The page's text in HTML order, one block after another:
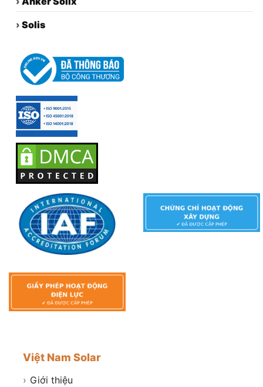
› Solis
Việt Nam Solar
› Giới thiệu